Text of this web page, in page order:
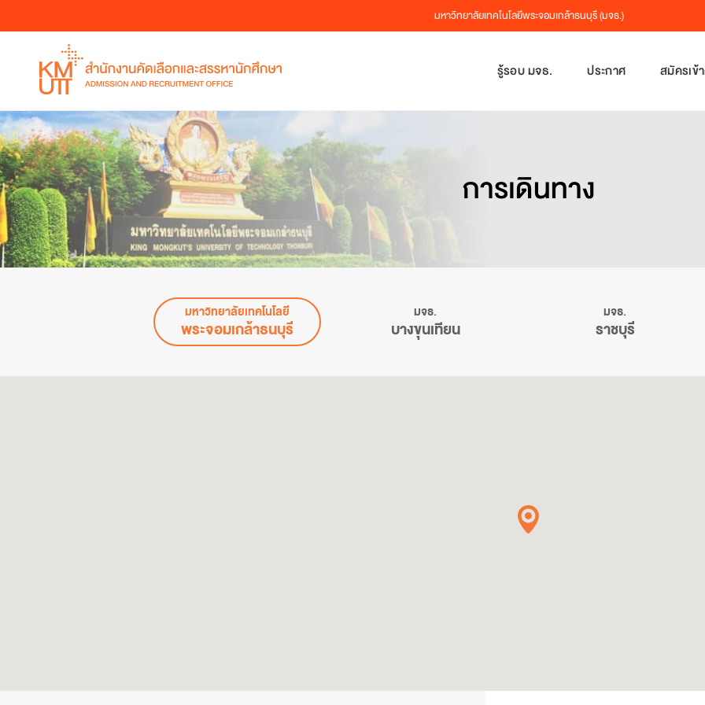
มหาวิทยาลัยเทคโนโลยีพระจอมเกล้าธนบุรี (มจธ.)
รู้รอบ มจธ. ประกาศ สมัครเข้
WHY KMUTT ?
หลักสูตรระดับปริญญาตรี
หลักสูตรระดับปริญญาโท
หลักสูตรระดับปริญญาเอก
แน
หลักสูตรระดับปริญญาตรี หลักสูตรระดับปริญญาโท หลัก
หลักสูตรระดับปริญญาตรี
การรับบุคคลภายนอก
หลักสูตรระดับปริญญาโท หลัก
คำถามที่พบบ่อย
คณะ/ภาควิชา
ติดต่อสอบถาม
บุคล
หลักสูตรที่เปิดสอน
คณะวิศวกรรมศาสตร์
คณะวิทยาศาสตร์
คณะครุศาสตร์อุตสาหกรรมและเทคโนโลยี
โครงการร่วมบริหารหลักสูตรมีเดียอาตส์และเทคโนโลยีมีเดีย
คณะเทคโนโลยีสารสนเทศ
คณะสถาปัตยกรรมศาสตร์และการออกแบบ
สถาบันวิทยาการหุ่นยนต์ภาคสนาม
ค่าใช้จ่ายตลอดหลักสูตร
หลักสูตรที่เปิดสอน
คณะวิศวกรรมศาสตร์
คณะวิทยาศาสตร์
คณะครุศาสตร์อุตสาหกรรมและเทคโนโลยี
คณะเทคโนโลยีสารสนเทศ
คณะทรัพยากรชีวภาพและเทคโนโลยี
คณะพลังงานสิ่งแวดล้อมและวัสดุ
คณะศิลปศาสตร์
สถาบันวิทยาการหุ่นยนต์ภาคสนาม
บัณฑิตวิทยาลัยการจัดการและนวัตกรรม
บัณฑิตวิทยาลัยร่วมด้านพลังงานและสิ่งแวดล้อม
ค่าใช้จ่ายตลอดหลักสูตร
หลักสูตรที่เปิดสอน
คณะวิศวกรรมศาสตร์
คณะวิทยาศาสตร์
คณะครุศาสตร์อุตสาหกรรมและเทคโนโลยี
คณะเทคโนโลยีสารสนเทศ
คณะทรัพยากรชีวภาพและเทคโนโลยี
คณะพลังงานสิ่งแวดล้อมและวัสดุ
คณะศิลปศาสตร์
สถาบันวิทยาการหุ่นยนต์ภาคสนาม
บัณฑิตวิทยาลัยร่วมด้านพลังงานและสิ่งแวดล้อม
ค่าใช้จ่ายตลอดหลักสูตร
การเดินทาง
มหาวิทยาลัยเทคโนโลยี
พระจอมเกล้าธนบุรี
มจธ.
บางขุนเทียน
มจธ.
ราชบุรี